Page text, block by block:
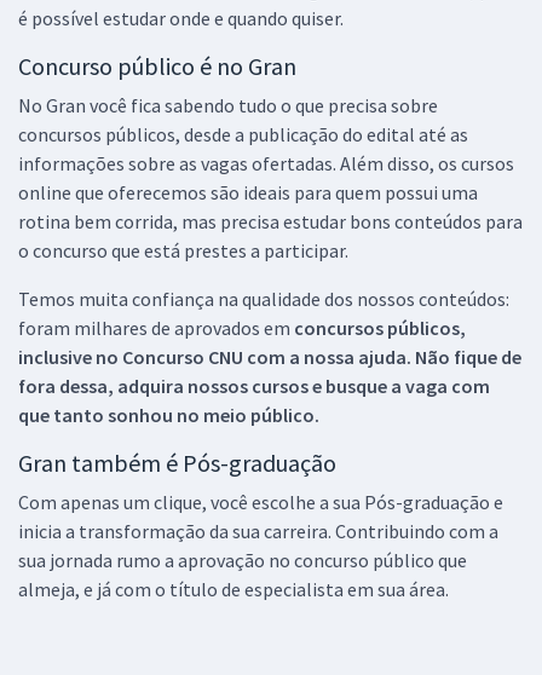
é possível estudar onde e quando quiser.
Concurso público é no Gran
No Gran você fica sabendo tudo o que precisa sobre
concursos públicos, desde a publicação do edital até as
informações sobre as vagas ofertadas. Além disso, os cursos
online que oferecemos são ideais para quem possui uma
rotina bem corrida, mas precisa estudar bons conteúdos para
o concurso que está prestes a participar.
Temos muita confiança na qualidade dos nossos conteúdos:
foram milhares de aprovados em concursos públicos,
inclusive no Concurso CNU com a nossa ajuda. Não fique de
fora dessa, adquira nossos cursos e busque a vaga com
que tanto sonhou no meio público.
Gran também é Pós-graduação
Com apenas um clique, você escolhe a sua Pós-graduação e
inicia a transformação da sua carreira. Contribuindo com a
sua jornada rumo a aprovação no concurso público que
almeja, e já com o título de especialista em sua área.